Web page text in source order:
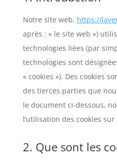
Notre site web, https://
après : « le site web »)
technologies liées (par
technologies sont
« cookies »). Des cookies
des tierces parties que
le document ci-dessous,
l’utilisation des cookies
2. Que sont les